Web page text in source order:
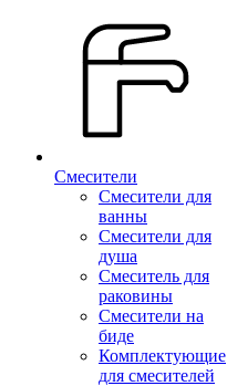
Смесители
Смесители для
ванны
Смесители для
душа
Смеситель для
раковины
Смесители на
биде
Комплектующие
для смесителей